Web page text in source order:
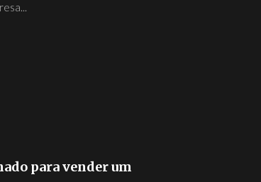
para vender um